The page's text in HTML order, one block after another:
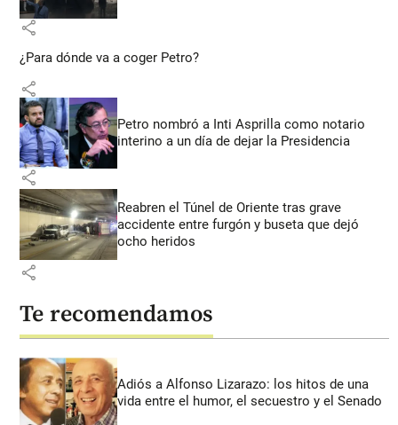
share
¿Para dónde va a coger Petro?
share
Petro nombró a Inti Asprilla como notario
interino a un día de dejar la Presidencia
share
Reabren el Túnel de Oriente tras grave
accidente entre furgón y buseta que dejó
ocho heridos
share
Te recomendamos
Adiós a Alfonso Lizarazo: los hitos de una
vida entre el humor, el secuestro y el Senado